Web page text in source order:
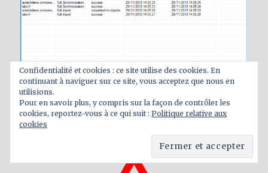
Confidentialité et cookies : ce site utilise des cookies. En
continuant à naviguer sur ce site, vous acceptez que nous en
utilisions.
Pour en savoir plus, y compris sur la façon de contrôler les
cookies, reportez-vous à ce qui suit : Politique relative aux
cookies